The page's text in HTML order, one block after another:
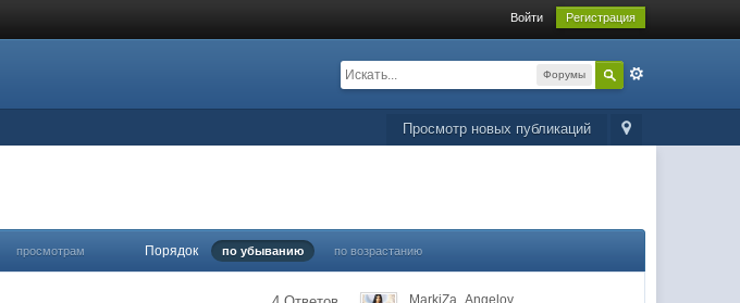
Войти Регистрация
Форумы
Просмотр новых публикаций
просмотрам Порядок по убыванию по возрастанию
MarkiZa_Angelov